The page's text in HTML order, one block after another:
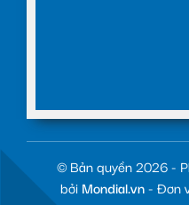
© Bản quyền 2026 -
bởi Mondial.vn- Đơn